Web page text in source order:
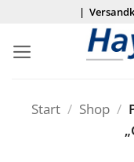
springen
|
Start / Shop /